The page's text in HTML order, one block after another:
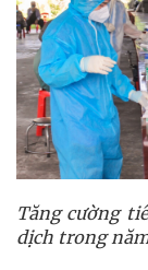
Tăng cường
dịch trong